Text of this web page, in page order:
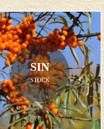
SIN
STOCK